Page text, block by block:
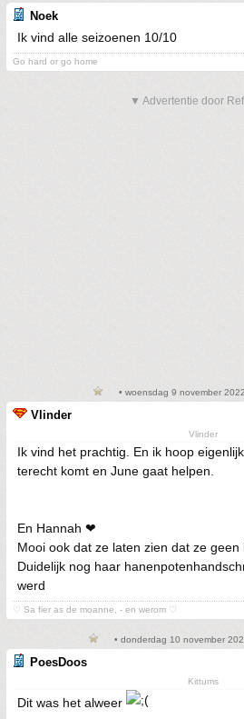
Noek
Ik vind alle seizoenen 10/10
Go hard or go home
▼ Advertentie door
• woensdag 9 november
Vlinder
Vlinder
Ik vind het prachtig. En ik hoop
terecht komt en June gaat helpen.
En Hannah ❤
Mooi ook dat ze laten zien dat ze geen
Duidelijk nog haar
werd
♡ Sa fier as de moanne, - en werom ♡
• donderdag 10 november
PoesDoos
Kittums
Dit was het alweer